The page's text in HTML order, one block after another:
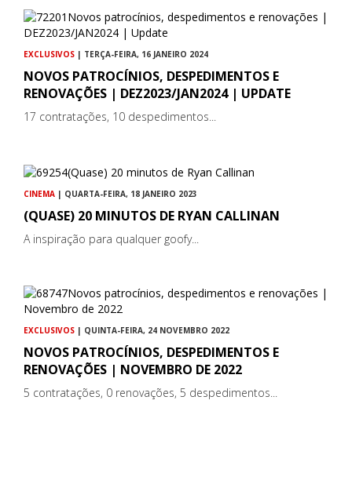
EXCLUSIVOS | TERÇA-FEIRA, 16 JANEIRO 2024
NOVOS PATROCÍNIOS, DESPEDIMENTOS E
RENOVAÇÕES | DEZ2023/JAN2024 | UPDATE
17 contratações, 10 despedimentos...
CINEMA | QUARTA-FEIRA, 18 JANEIRO 2023
(QUASE) 20 MINUTOS DE RYAN CALLINAN
A inspiração para qualquer goofy...
EXCLUSIVOS | QUINTA-FEIRA, 24 NOVEMBRO 2022
NOVOS PATROCÍNIOS, DESPEDIMENTOS E
RENOVAÇÕES | NOVEMBRO DE 2022
5 contratações, 0 renovações, 5 despedimentos...